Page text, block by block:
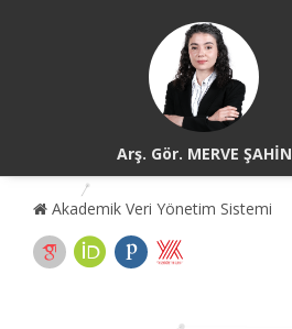
Arş. Gör. MERVE ŞAHİN
Akademik Veri Yönetim Sistemi